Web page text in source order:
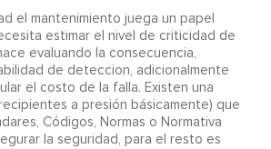
el mantenimiento juega un papel
estimar el nivel de criticidad de
evaluando la consecuencia,
de deteccion, adicionalmente
el costo de la falla. Existen una
a presión básicamente) que
Códigos, Normas o Normativa
la seguridad, para el resto es